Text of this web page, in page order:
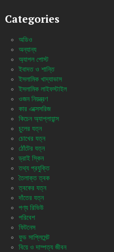
Categories
অডিও
অন্যান্য
অ্যাপল পোস্ট
ইবাদত ও শান্তি
ইসলামিক খাদ্যাভাস
ইসলামিক লাইফস্টাইল
ওজন নিয়ন্ত্রণ
কার এক্সেসরিজ
কিচেন অ্যাপ্লায়ান্স
চুলের যত্ন
চোখের যত্ন
ঠোঁটের যত্ন
ড্রাই স্কিন
তথ্য প্রযুক্তি
তৈলাক্ত ত্বক
ত্বকের যত্ন
দাঁতের যত্ন
পণ্য রিভিউ
পরিবেশ
ফিটনেস
ফুড সাপ্লিমেন্ট
বিয়ে ও দাম্পত্য জীবন